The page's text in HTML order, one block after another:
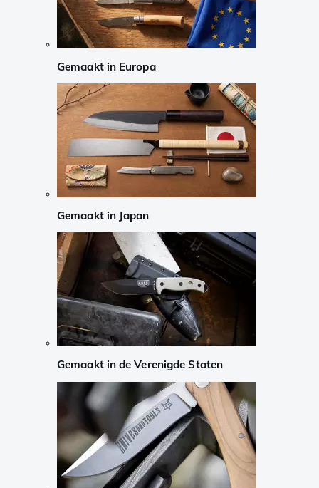
Gemaakt in Europa
Gemaakt in Japan
Gemaakt in de Verenigde Staten